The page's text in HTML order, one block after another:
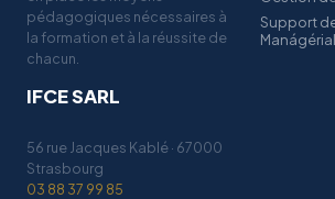
pédagogiques nécessaires à
la formation et à la réussite de
chacun.
IFCE SARL
56 rue Jacques Kablé · 67000
Strasbourg
03 88 37 99 85
Support